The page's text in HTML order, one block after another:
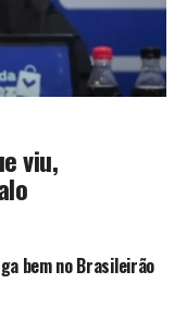
viu,
bem no Brasileirão